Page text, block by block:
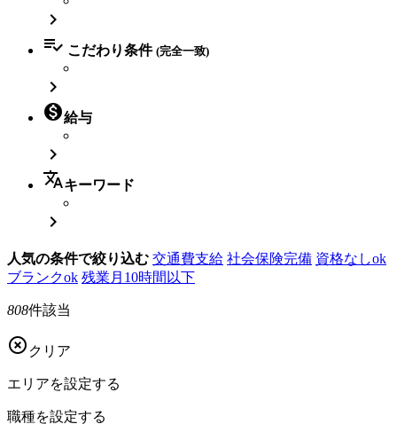

 こだわり条件 (完全一致)

給与

translateキーワード

人気の条件で絞り込む 交通費支給 社会保険完備 資格なしok
ブランクok 残業月10時間以下
808件該当
 クリア
エリアを設定する
職種を設定する